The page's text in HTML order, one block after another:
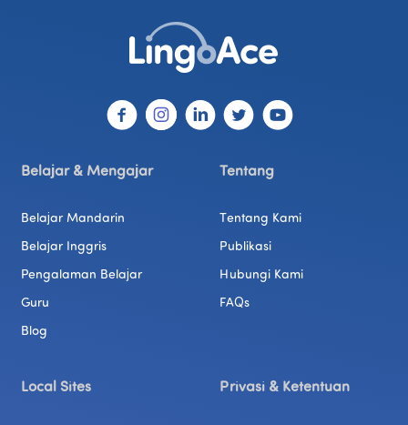
Belajar & Mengajar
Belajar Mandarin
Belajar Inggris
Pengalaman Belajar
Guru
Blog
Tentang
Tentang Kami
Publikasi
Hubungi Kami
FAQs
Local Sites Privasi & Ketentuan